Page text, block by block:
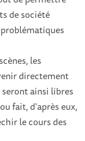
de société
les
directement
ainsi libres
fait, d'après eux,
le cours des